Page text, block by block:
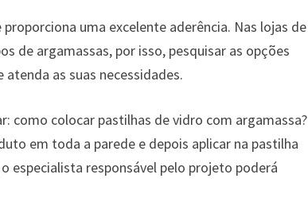
uma excelente aderência. Nas lojas de
de argamassas, por isso, pesquisar as opções
as suas necessidades.
como colocar pastilhas de vidro com argamassa?
em toda a parede e depois aplicar na pastilha
especialista responsável pelo projeto poderá